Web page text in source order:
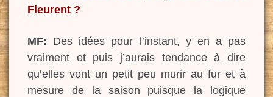
Fleurent ?
MF: Des idées pour l’instant, y en a pas
vraiment et puis j’aurais tendance à dire
qu’elles vont un petit peu murir au fur et à
mesure de la saison puisque la logique